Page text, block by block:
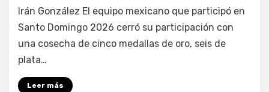
por Fernando Miranda Servín
Irán González El equipo mexicano que participó en
Santo Domingo 2026 cerró su participación con
una cosecha de cinco medallas de oro, seis de
plata…
Leer más